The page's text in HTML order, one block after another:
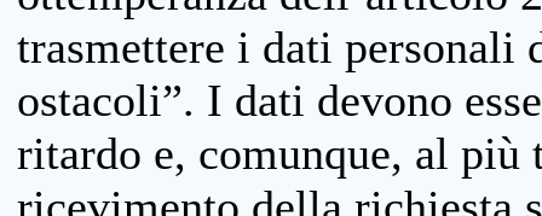
trasmettere i dati personali
ostacoli”. I dati devono
ritardo e, comunque, al più
ricevimento della richiesta